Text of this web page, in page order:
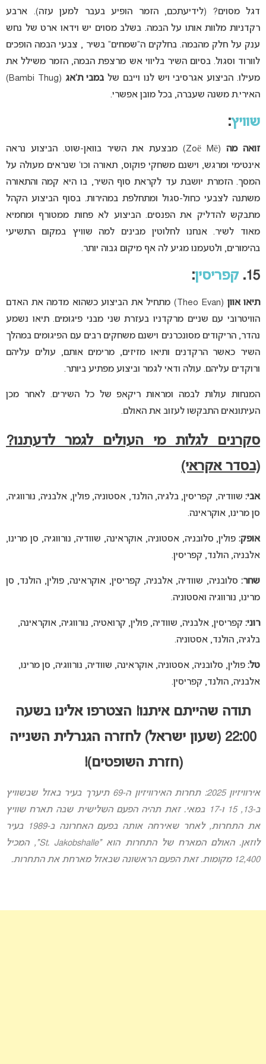
דגל מסוים? (לידיעתכם, הזמר הופיע בעבר למען עזה). ארבע
רקדניות מלוות אותו על הבמה. בשלב מסוים יש וידאו ארט של נחש
ענק על חלק מהבמה. בחלקים ה”שמחים” בשיר , צבעי הבמה הופכים
לוורוד וסגול. בסיום השיר בליווי אש מרצפת הבמה, הזמר משילל את
מעילו. הביצוע אגרסיבי ויש לנו וייבם של במבי ת’אג
(Bambi Thug)
האירי.ת משנה שעברה, בכל מובן אפשרי.
שוויץ:
זואה מה
(Zoë Më) מבצעת את השיר בוואן-שוט. הביצוע נראה
אינטימי ומרגש, וישנם משחקי פוקוס, תאורה וכו’ שנראים מעולה על
המסך. הזמרת יושבת עד לקראת סוף השיר, בו היא קמה והתאורה
משתנה לצבעי כחול-סגול ומתחלפת במהירות. בסוף הביצוע הקהל
מתבקש להדליק את הפנסים. הביצוע לא פחות ממטורף ומחמיא
מאוד לשיר. אנחנו לחלוטין מבינים למה שוויץ במקום התשיעי
בהימורים, ולטעמנו מגיע לה אף מיקום גבוה יותר.
15. קפריסין:
תיאו אוון
(Theo Evan) מתחיל את הביצוע כשהוא מדמה את האדם
הוויטרובי עם שניים מרקדניו בעזרת שני מבני פיגומים. תיאו נשמע
נהדר, הריקודים מסונכרנים וישנם משחקים רבים עם הפיגומים במהלך
השיר כאשר הרקדנים ותיאו מזיזים, מרימים אותם, עולים עליהם
ורוקדים עליהם. עולה ודאי לגמר וביצוע מפתיע ביותר.
המנחות עולות לבמה ומראות ריקאפ של כל השירים. לאחר מכן
העיתונאים התבקשו לעזוב את האולם.
סקרנים לגלות מי העולים לגמר לדעתנו?
(בסדר אקראי)
אבי: שוודיה, קפריסין, בלגיה, הולנד, אסטוניה, פולין, אלבניה, נורווגיה,
סן מרינו, אוקראינה.
אופק: פולין, סלובניה, אסטוניה, אוקראינה, שוודיה, נורווגיה, סן מרינו,
אלבניה, הולנד, קפריסין.
שחר: סלובניה, שוודיה, אלבניה, קפריסין, אוקראינה, פולין, הולנד, סן
מרינו, נורווגיה ואסטוניה.
רוני: קפריסין, אלבניה, שוודיה, פולין, קרואטיה, נורווגיה, אוקראינה,
בלגיה, הולנד, אסטוניה.
טל: פולין, סלובניה, אסטוניה, אוקראינה, שוודיה, נורווגיה, סן מרינו,
אלבניה, הולנד, קפריסין.
תודה שהייתם איתנו! הצטרפו אלינו בשעה
22:00 (שעון ישראל) לחזרה הגנרלית השנייה
(חזרת השופטים)!
אירוויזיון 2025: תחרות האירוויזיון ה-69 תיערך בעיר באזל שבשוויץ
ב-13, 15 ו-17 במאי. זאת תהיה הפעם השלישית שבה תארח שוויץ
את התחרות, לאחר שאירחה אותה בפעם האחרונה ב-1989 בעיר
לוזאן. האולם המארח של התחרות הוא “St. Jakobshalle”, המכיל
12,400 מקומות. זאת הפעם הראשונה שבאזל מארחת את התחרות.